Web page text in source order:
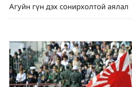
Агуйн гүн дэх сонирхолтой аялал